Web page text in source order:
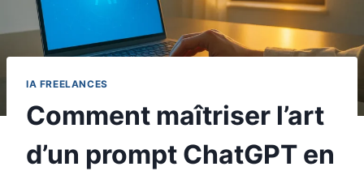
IA FREELANCES
Comment maîtriser l’art
d’un prompt ChatGPT en